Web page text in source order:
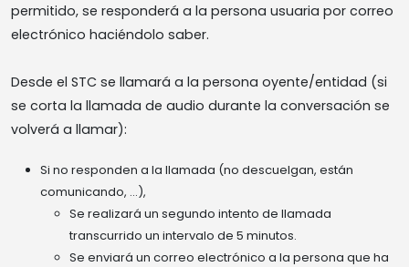
permitido, se responderá a la persona usuaria por correo
electrónico haciéndolo saber.
Desde el STC se llamará a la persona oyente/entidad (si
se corta la llamada de audio durante la conversación se
volverá a llamar):
Si no responden a la llamada (no descuelgan, están
comunicando, ...),
Se realizará un segundo intento de llamada
transcurrido un intervalo de 5 minutos.
Se enviará un correo electrónico a la persona que ha